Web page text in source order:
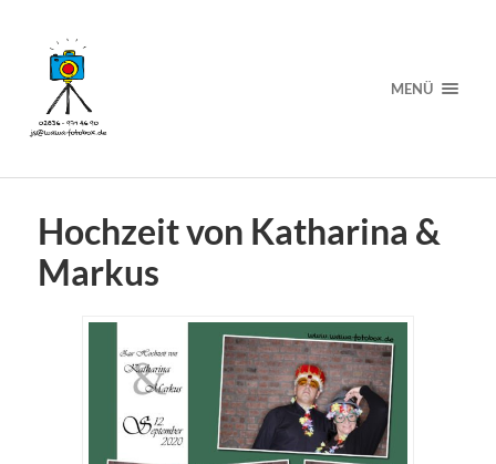
MENÜ
Hochzeit von Katharina &
Markus